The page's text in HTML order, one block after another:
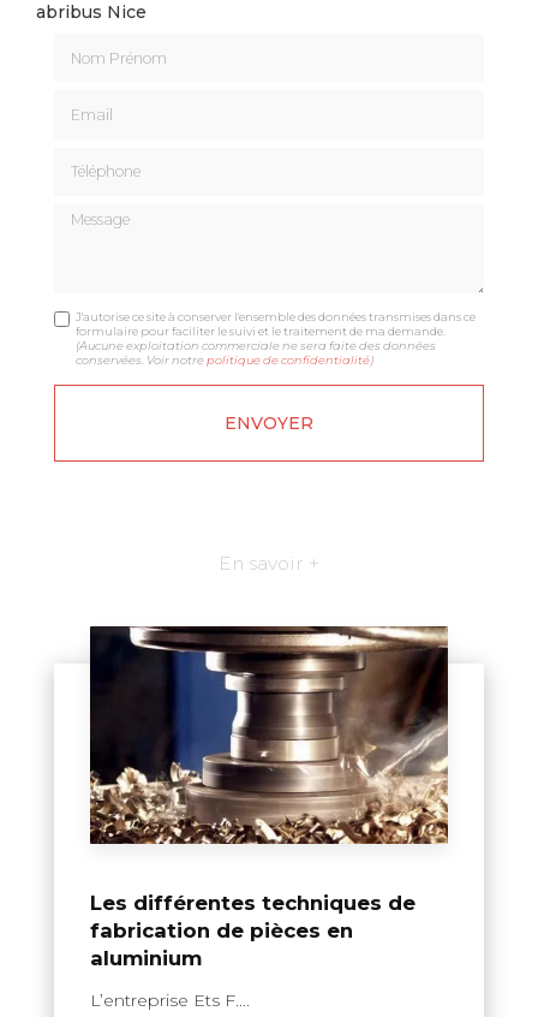
abribus Nice
Message
J'autorise ce site à conserver l'ensemble des données transmises dans ce
formulaire pour faciliter le suivi et le traitement de ma demande.
(Aucune exploitation commerciale ne sera faite des données
conservées. Voir notrepolitique de confidentialité)
En savoir +
Les différentes techniques de
fabrication de pièces en
aluminium
L’entreprise Ets F....